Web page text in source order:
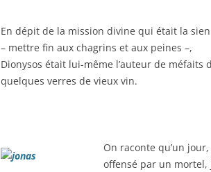
En dépit de la mission divine qui était la
– mettre fin aux chagrins et aux peines –,
Dionysos était lui-même l’auteur de
quelques verres de vieux vin.
On raconte qu’un
offensé par un mortel,